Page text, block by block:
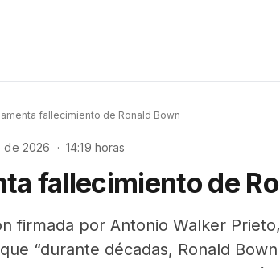
fallecimiento de Ronald Bown
de 2026 · 14:19 horas
fallecimiento de
firmada por Antonio Walker
“durante décadas, Ronald